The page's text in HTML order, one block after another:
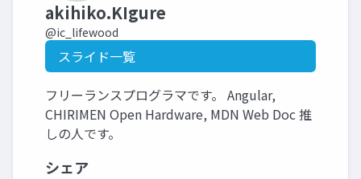
akihiko.KIgure
@ic_lifewood
スライド一覧
フリーランスプログラマです。 Angular,
CHIRIMEN Open Hardware, MDN Web Doc 推
しの人です。
シェア